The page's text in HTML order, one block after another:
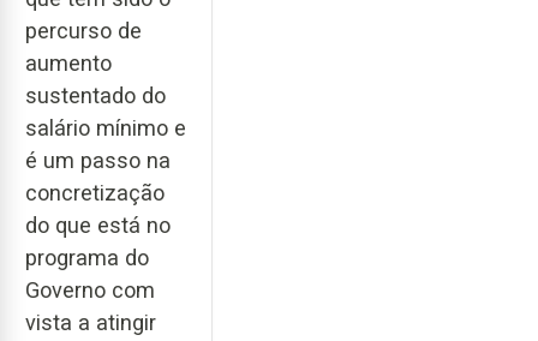
percurso de
aumento
sustentado do
salário mínimo e
é um passo na
concretização
do que está no
programa do
Governo com
vista a atingir